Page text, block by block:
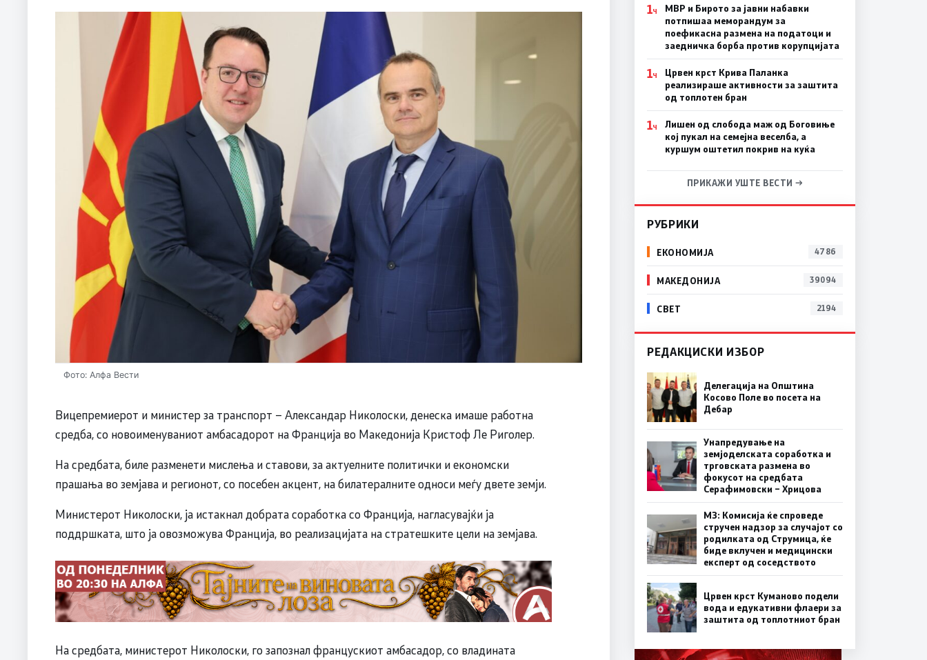
Фото: Алфа Вести
Вицепремиерот и министер за транспорт – Александар Николоски, денеска имаше работна
средба, со новоименуваниот амбасадорот на Франција во Македонија Кристоф Ле Риголер.
На средбата, биле разменети мислења и ставови, за актуелните политички и економски
прашања во земјава и регионот, со посебен акцент, на билатералните односи меѓу двете земји.
Министерот Николоски, ја истакнал добрата соработка со Франција, нагласувајќи ја
поддршката, што ја овозможува Франција, во реализацијата на стратешките цели на земјава.
На средбата, министерот Николоски, го запознал францускиот амбасадор, со владината
1Ч
МВР и Бирото за јавни набавки
потпишаа меморандум за
поефикасна размена на податоци и
заедничка борба против корупцијата
1Ч
Црвен крст Крива Паланка
реализираше активности за заштита
од топлотен бран
1Ч
Лишен од слобода маж од Боговиње
кој пукал на семејна веселба, а
куршум оштетил покрив на куќа
ПРИКАЖИ УШТЕ ВЕСТИ →
РУБРИКИ
ЕКОНОМИЈА 4786
МАКЕДОНИЈА 39094
СВЕТ 2194
РЕДАКЦИСКИ ИЗБОР
Делегација на Општина
Косово Поле во посета на
Дебар
Унапредување на
земјоделската соработка и
трговската размена во
фокусот на средбата
Серафимовски – Хрицова
МЗ: Комисија ќе спроведе
стручен надзор за случајот со
родилката од Струмица, ќе
биде вклучен и медицински
експерт од соседството
Црвен крст Куманово подели
вода и едукативни флаери за
заштита од топлотниот бран